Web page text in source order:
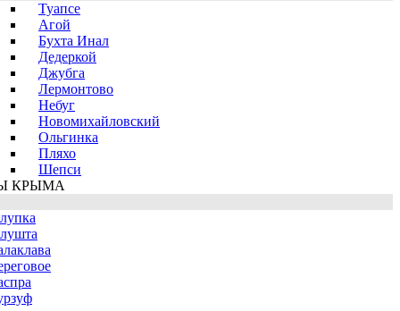
Туапсе
Агой
Бухта Инал
Дедеркой
Джубга
Лермонтово
Небуг
Новомихайловский
Ольгинка
Пляхо
Шепси
КРЫМА